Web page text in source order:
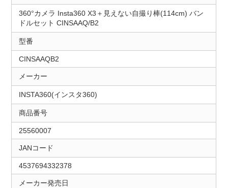
360°カメラ Insta360 X3＋見えない自撮り棒(114cm) バン
ドルセット CINSAAQ/B2
型番
CINSAAQB2
メーカー
INSTA360(インスタ360)
商品番号
25560007
JANコード
4537694332378
メーカー発売日